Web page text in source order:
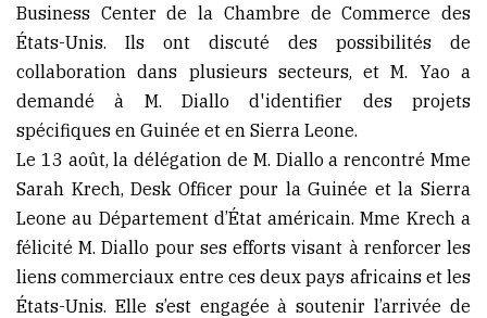
Business Center de la Chambre de Commerce des
États-Unis. Ils ont discuté des possibilités de
collaboration dans plusieurs secteurs, et M. Yao a
demandé à M. Diallo d'identifier des projets
spécifiques en Guinée et en Sierra Leone.
Le 13 août, la délégation de M. Diallo a rencontré Mme
Sarah Krech, Desk Officer pour la Guinée et la Sierra
Leone au Département d’État américain. Mme Krech a
félicité M. Diallo pour ses efforts visant à renforcer les
liens commerciaux entre ces deux pays africains et les
États-Unis. Elle s’est engagée à soutenir l’arrivée de